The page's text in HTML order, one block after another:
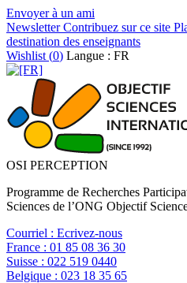
Envoyer à un ami
NewsletterContribuez sur ce site
destination des enseignants
Wishlist (0) Langue : FR
OSI PERCEPTION
Programme de Recherches
Sciences de l’ONG Objectif
Courriel : Ecrivez-nous
France : 01 85 08 36 30
Suisse : 022 519 0440
Belgique : 023 18 35 65